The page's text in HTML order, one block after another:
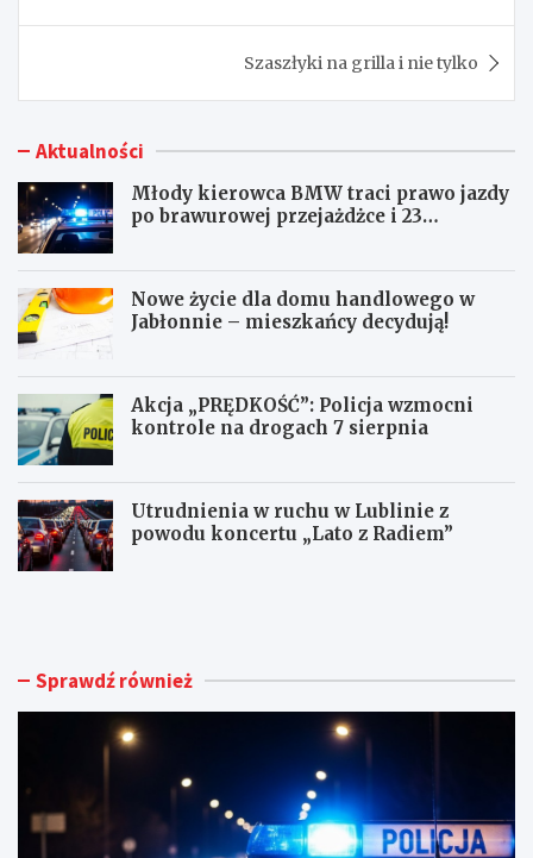
Szaszłyki na grilla i nie tylko
Aktualności
Młody kierowca BMW traci prawo jazdy
po brawurowej przejażdżce i 23
Nowe życie dla domu handlowego w
Jabłonnie – mieszkańcy decydują!
Akcja „PRĘDKOŚĆ”: Policja wzmocni
kontrole na drogach 7 sierpnia
Utrudnienia w ruchu w Lublinie z
powodu koncertu „Lato z Radiem”
M
k
w
N
y Sprawdź również